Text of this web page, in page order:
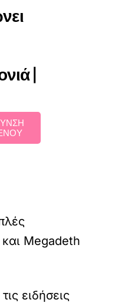
|
Megadeth
ειδήσεις